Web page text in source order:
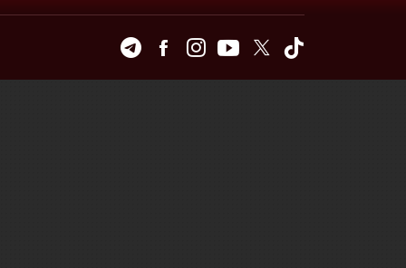
TelegramFacebookInstagramYoutubeTwitter